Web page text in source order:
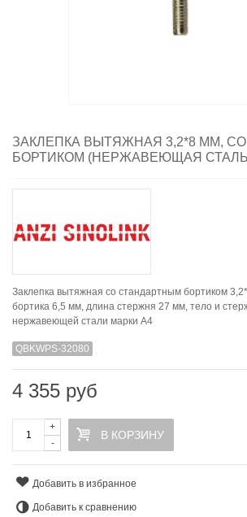
ЗАКЛЕПКА ВЫТЯЖНАЯ 3,2*8 ММ,
БОРТИКОМ (НЕРЖАВЕЮЩАЯ СТАЛЬ
Заклепка вытяжная со стандартным бортиком
бортика 6,5 мм, длина стержня 27 мм, тело и
нержавеющей стали марки А4
QBKWPS-32080
4 355 руб
-
+
В КОРЗИНУ
Добавить в избранное
Добавить к сравнению